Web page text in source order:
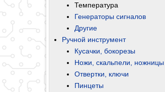
Температура
Генераторы сигналов
Другие
Ручной инструмент
Кусачки, бокорезы
Ножи, скальпели, ножницы
Отвертки, ключи
Пинцеты